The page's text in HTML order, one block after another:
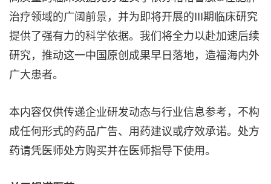
治疗领域的广阔前景，并为即将开展的III期临床研究
提供了强有力的科学依据。我们将全力以赴加速后续
研究，推动这一中国原创成果早日落地，造福海内外
广大患者。
本内容仅供传递企业研发动态与行业信息参考，不构
成任何形式的药品广告、用药建议或疗效承诺。处方
药请凭医师处方购买并在医师指导下使用。